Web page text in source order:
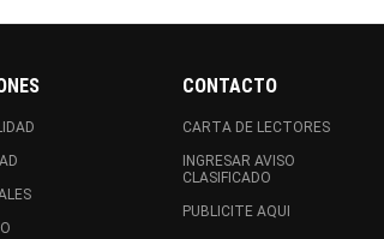
CONTACTO
CARTA DE LECTORES
INGRESAR AVISO
CLASIFICADO
PUBLICITE AQUI